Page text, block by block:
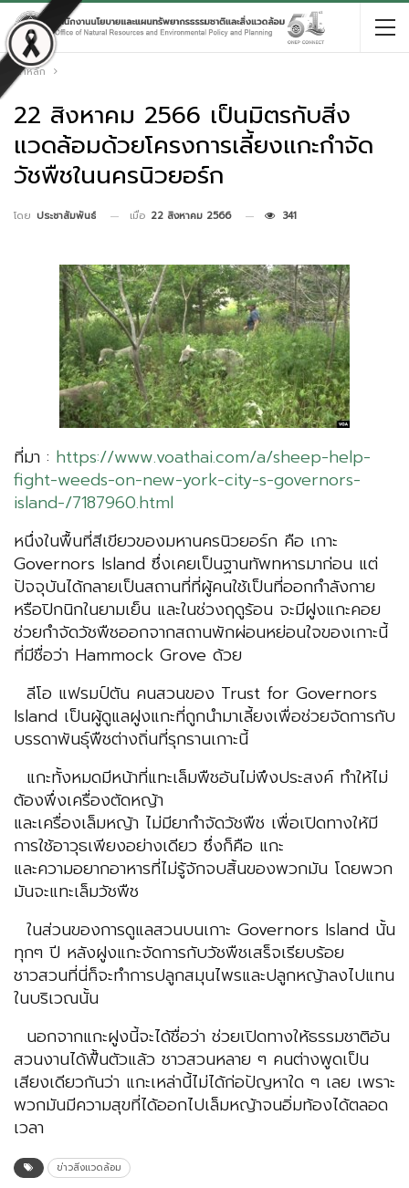
หน้าหลัก
22 สิงหาคม 2566 เป็นมิตรกับสิ่ง
แวดล้อมด้วยโครงการเลี้ยงแกะกำจัด
วัชพืชในนครนิวยอร์ก
โดย ประชาสัมพันธ์ เมื่อ 22 สิงหาคม 2566 341
ที่มา : https://www.voathai.com/a/sheep-help-
fight-weeds-on-new-york-city-s-governors-
island-/7187960.html
หนึ่งในพื้นที่สีเขียวของมหานครนิวยอร์ก คือ เกาะ
Governors Island ซึ่งเคยเป็นฐานทัพทหารมาก่อน แต่
ปัจจุบันได้กลายเป็นสถานที่ที่ผู้คนใช้เป็นที่ออกกำลังกาย
หรือปิกนิกในยามเย็น และในช่วงฤดูร้อน จะมีฝูงแกะคอย
ช่วยกำจัดวัชพืชออกจากสถานพักผ่อนหย่อนใจของเกาะนี้
ที่มีชื่อว่า Hammock Grove ด้วย
ลีโอ แฟรมป์ตัน คนสวนของ Trust for Governors
Island เป็นผู้ดูแลฝูงแกะที่ถูกนำมาเลี้ยงเพื่อช่วยจัดการกับ
บรรดาพันธุ์พืชต่างถิ่นที่รุกรานเกาะนี้
แกะทั้งหมดมีหน้าที่แทะเล็มพืชอันไม่พึงประสงค์ ทำให้ไม่
ต้องพึ่งเครื่องตัดหญ้า
และเครื่องเล็มหญ้า ไม่มียากำจัดวัชพืช เพื่อเปิดทางให้มี
การใช้อาวุธเพียงอย่างเดียว ซึ่งก็คือ แกะ
และความอยากอาหารที่ไม่รู้จักจบสิ้นของพวกมัน โดยพวก
มันจะแทะเล็มวัชพืช
ในส่วนของการดูแลสวนบนเกาะ Governors Island นั้น
ทุกๆ ปี หลังฝูงแกะจัดการกับวัชพืชเสร็จเรียบร้อย
ชาวสวนที่นี่ก็จะทำการปลูกสมุนไพรและปลูกหญ้าลงไปแทน
ในบริเวณนั้น
นอกจากแกะฝูงนี้จะได้ชื่อว่า ช่วยเปิดทางให้ธรรมชาติอัน
สวนงานได้ฟื้นตัวแล้ว ชาวสวนหลาย ๆ คนต่างพูดเป็น
เสียงเดียวกันว่า แกะเหล่านี้ไม่ได้ก่อปัญหาใด ๆ เลย เพราะ
พวกมันมีความสุขที่ได้ออกไปเล็มหญ้าจนอิ่มท้องได้ตลอด
เวลา
ข่าวสิ่งแวดล้อม